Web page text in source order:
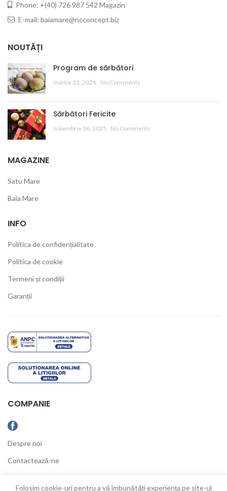
Phone: +(40) 726 987 542 Magazin
E-mail: baiamare@ncconcept.biz
NOUTĂȚI
Program de sărbători
martie 31, 2026 No Comments
Sărbători Fericite
noiembrie 26, 2025 No Comments
MAGAZINE
Satu Mare
Baia Mare
INFO
Politica de confidențialitate
Politica de cookie
Termeni și condiții
Garanții
COMPANIE
Despre noi
Contactează-ne
Folosim cookie-uri pentru a vă îmbunătăți experiența pe site-ul